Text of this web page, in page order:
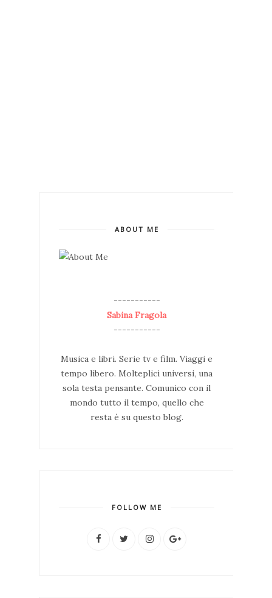
ABOUT ME
-----------
Sabina Fragola
-----------
Musica e libri. Serie tv e film. Viaggi e
tempo libero. Molteplici universi, una
sola testa pensante. Comunico con il
mondo tutto il tempo, quello che
resta è su questo blog.
FOLLOW ME